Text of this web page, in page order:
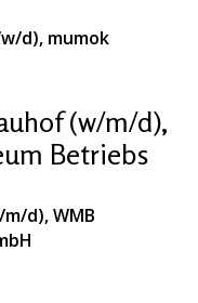
d), mumok
(w/m/d),
Betriebs
d), WMB